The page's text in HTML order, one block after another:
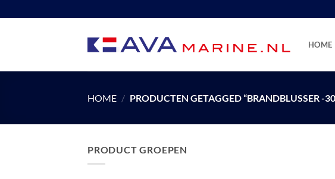
naar
HOME
HOME / PRODUCTEN GETAGGED “BRANDBLUSSER -
PRODUCT GROEPEN